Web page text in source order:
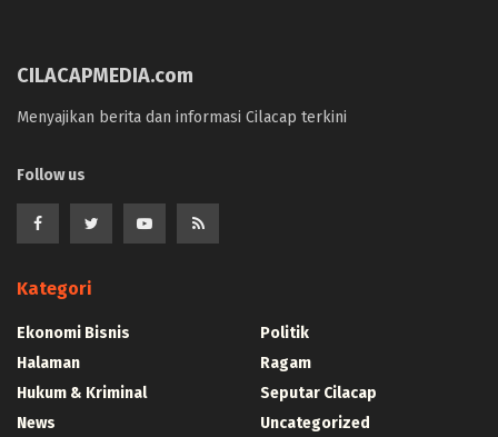
CILACAPMEDIA.com
Menyajikan berita dan informasi Cilacap terkini
Follow us
Kategori
Ekonomi Bisnis
Halaman
Hukum & Kriminal
News
Politik
Ragam
Seputar Cilacap
Uncategorized